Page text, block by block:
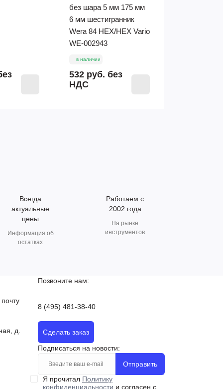
без шара 5 мм 175 мм
6 мм шестигранник
Wera 84 HEX/HEX Vario
WE-002943
в наличии
532 руб. без
НДС
Всегда
актуальные
цены
Информация об
остатках
Работаем с
2002 года
На рынке
инструментов
д.
Позвоните нам:
8 (495) 481-38-40
Сделать заказ
Подписаться на новости:
Отправить
Я прочитал Политику
конфиденциальности и согласен с